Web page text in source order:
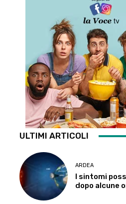
ULTIMI ARTICOLI
ARDEA
I sintomi
dopo alcune